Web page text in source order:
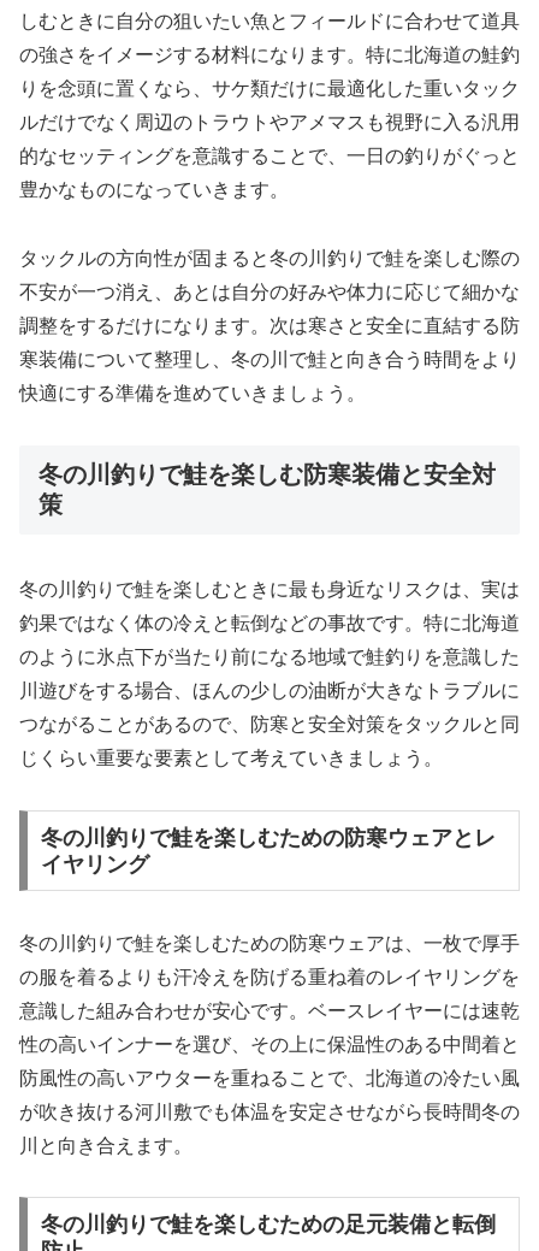
しむときに自分の狙いたい魚とフィールドに合わせて道具
の強さをイメージする材料になります。特に北海道の鮭釣
りを念頭に置くなら、サケ類だけに最適化した重いタック
ルだけでなく周辺のトラウトやアメマスも視野に入る汎用
的なセッティングを意識することで、一日の釣りがぐっと
豊かなものになっていきます。
タックルの方向性が固まると冬の川釣りで鮭を楽しむ際の
不安が一つ消え、あとは自分の好みや体力に応じて細かな
調整をするだけになります。次は寒さと安全に直結する防
寒装備について整理し、冬の川で鮭と向き合う時間をより
快適にする準備を進めていきましょう。
冬の川釣りで鮭を楽しむ防寒装備と安全対
策
冬の川釣りで鮭を楽しむときに最も身近なリスクは、実は
釣果ではなく体の冷えと転倒などの事故です。特に北海道
のように氷点下が当たり前になる地域で鮭釣りを意識した
川遊びをする場合、ほんの少しの油断が大きなトラブルに
つながることがあるので、防寒と安全対策をタックルと同
じくらい重要な要素として考えていきましょう。
冬の川釣りで鮭を楽しむための防寒ウェアとレ
イヤリング
冬の川釣りで鮭を楽しむための防寒ウェアは、一枚で厚手
の服を着るよりも汗冷えを防げる重ね着のレイヤリングを
意識した組み合わせが安心です。ベースレイヤーには速乾
性の高いインナーを選び、その上に保温性のある中間着と
防風性の高いアウターを重ねることで、北海道の冷たい風
が吹き抜ける河川敷でも体温を安定させながら長時間冬の
川と向き合えます。
冬の川釣りで鮭を楽しむための足元装備と転倒